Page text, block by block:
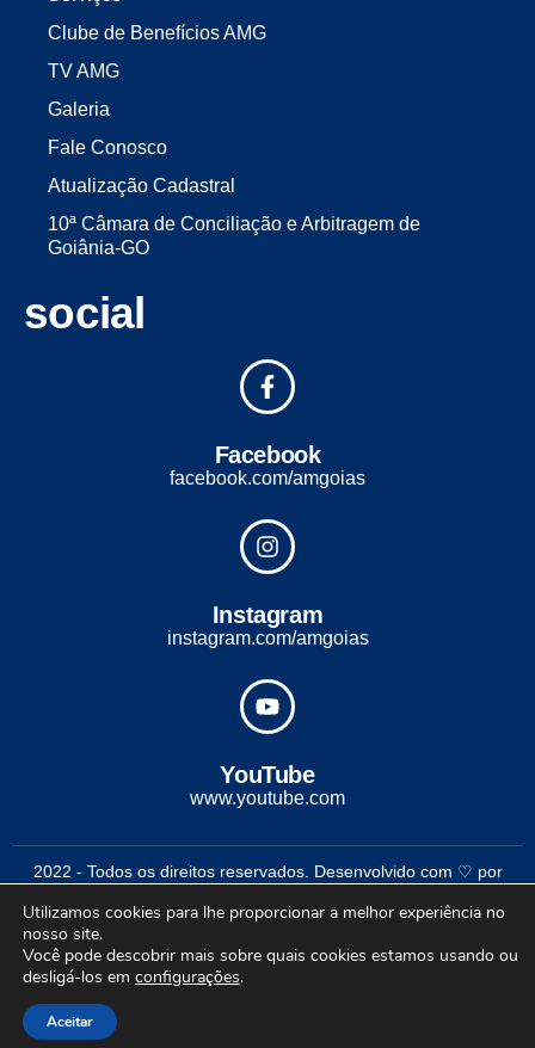
Clube de Benefícios AMG
TV AMG
Galeria
Fale Conosco
Atualização Cadastral
10ª Câmara de Conciliação e Arbitragem de
Goiânia-GO
social
Facebook
facebook.com/amgoias
Instagram
instagram.com/amgoias
YouTube
www.youtube.com
2022 - Todos os direitos reservados. Desenvolvido com ♡ por
Utilizamos cookies para lhe proporcionar a melhor experiência no
nosso site.
Você pode descobrir mais sobre quais cookies estamos usando ou
desligá-los em configurações.
Aceitar